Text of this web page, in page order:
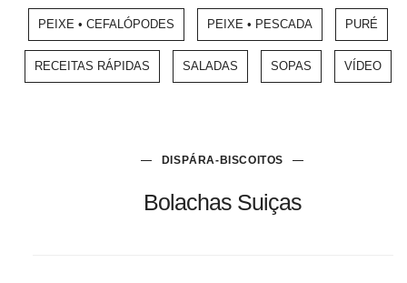
PEIXE • CEFALÓPODES PEIXE • PESCADA PURÉ
RECEITAS RÁPIDAS SALADAS SOPAS VÍDEO
DISPÁRA-BISCOITOS
Bolachas Suiças